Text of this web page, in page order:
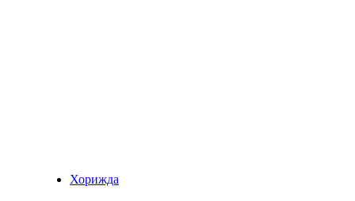
Хорижда